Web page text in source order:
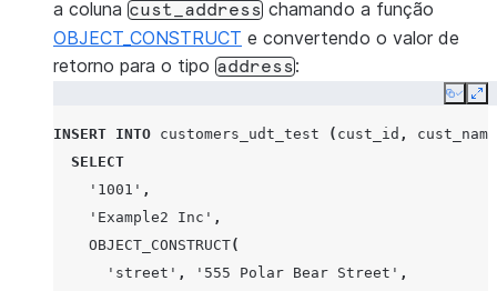
a coluna cust_address chamando a função
OBJECT_CONSTRUCT e convertendo o valor de
retorno para o tipo address:
Copy
INSERT INTO customers_udt_test ( cust_id ,
cust_name
SELECT
'1001' ,
'Example2 Inc' ,
OBJECT_CONSTRUCT(
'street' , '555 Polar Bear Street' ,